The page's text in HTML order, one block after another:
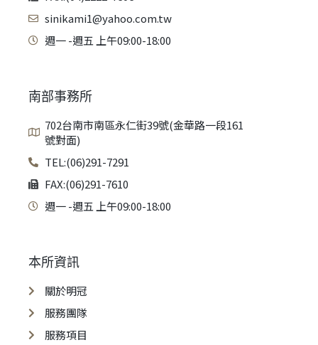
sinikami1@yahoo.com.tw
週一 -週五 上午09:00-18:00
南部事務所
702台南市南區永仁街39號(金華路一段161
號對面)
TEL:(06)291-7291
FAX:(06)291-7610
週一 -週五 上午09:00-18:00
本所資訊
關於明冠
服務團隊
服務項目